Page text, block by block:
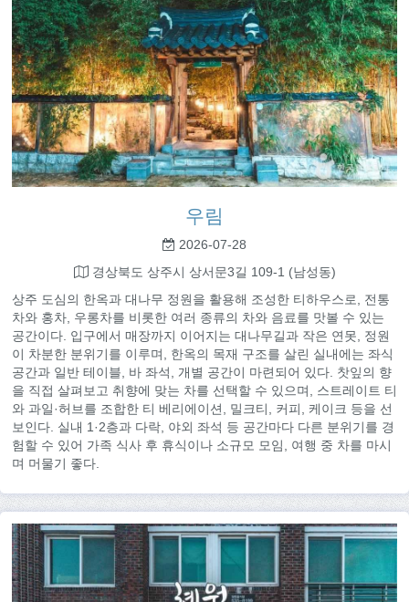
우림
2026-07-28
경상북도 상주시 상서문3길 109-1 (남성동)
상주 도심의 한옥과 대나무 정원을 활용해 조성한 티하우스로, 전통
차와 홍차, 우롱차를 비롯한 여러 종류의 차와 음료를 맛볼 수 있는
공간이다. 입구에서 매장까지 이어지는 대나무길과 작은 연못, 정원
이 차분한 분위기를 이루며, 한옥의 목재 구조를 살린 실내에는 좌식
공간과 일반 테이블, 바 좌석, 개별 공간이 마련되어 있다. 찻잎의 향
을 직접 살펴보고 취향에 맞는 차를 선택할 수 있으며, 스트레이트 티
와 과일·허브를 조합한 티 베리에이션, 밀크티, 커피, 케이크 등을 선
보인다. 실내 1·2층과 다락, 야외 좌석 등 공간마다 다른 분위기를 경
험할 수 있어 가족 식사 후 휴식이나 소규모 모임, 여행 중 차를 마시
며 머물기 좋다.